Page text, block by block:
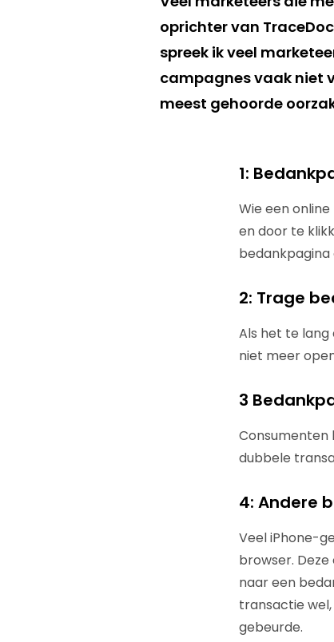
oprichter van
spreek ik veel
campagnes vaak niet
meest gehoorde
1:
Wie een
en door te
2: Trage
Als het te
niet meer
3
Consumenten
dubbele
4: Andere
Veel iPhone-
browser.
naar een
transactie
gebeurde.